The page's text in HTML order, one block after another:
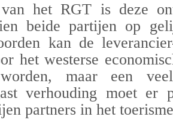
het RGT is deze
beide partijen op
kan de
het westerse
maar een
verhouding moet er
partners in het